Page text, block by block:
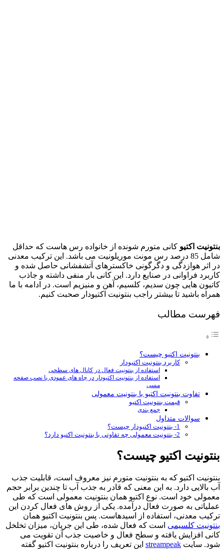
بنتونیت اکتیو کانی متورم شونده از خانواده رس هاست که حداقل
شامل 85 درصد رس مونت موریلونیت می باشد. این ترکیب معدنی
در اثر هوازدگی و دگرگونی خاکسترهای آتشفشانی حاصل شده و
کاربرد فراوانی در صنایع دارد. این کانی بار منفی داشته و جاذب
کاتیون هایی چون سدیم، کلسیم، آهن و منیزیم است. در ادامه با ما
همراه باشید تا بیشتر راجب بنتونیت اکتیودار صحبت کنیم.
فهرست مطالب
بنتونیت اکتیو چیست؟
کاربرد بنتونیت اکتیودار
استفاده از بنتونیت فعال در کانال های سطحی
استفاده از بنتونیت اکتیودار در چاه های عمودی با نصب صفحه
مسی
تفاوت بنتونیت اکتیو با بنتونیت معمولی
قیمت بنتونیت اکتیو
جمع بندی
سوالات متداول
1- بنتونیت اکتیودار چیست؟
2- بنتونیت معمولی چه تفاوتی با بنتونیت اکتیو دارد؟
بنتونیت اکتیو چیست؟
بنتونیت اکتیو که به بنتونیت متورم نیز معروف است، قابلیت جذب
آب بالایی دارد. به این معنی که قادر به جذب آب تا چندین برابر حجم
معمولی خود است. نوع اکتیو همان بنتونیت معمولی است که طی
عملیاتی به صورت فعال درآمده. یکی از روش های فعال کردن این
ترکیب معدنی، استفاده از اسیدهاست. پس بنتونیت اکتیو همان
بنتونیت کلسیمی است که فعال شده، طی این جریان، میزان تخلخل
کانی افزایش یافته و سطح فعال و خاصیت جذب آن تقویت می
شود. سایت streampeak این تعریف را درباره بنتونیت اکتیو گفته